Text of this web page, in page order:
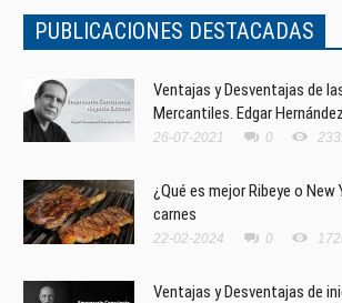
PUBLICACIONES DESTACADAS
Ventajas y Desventajas de
Mercantiles. Edgar
26-07-2021 0
¿Qué es mejor Ribeye o New
carnes
22-02-2024 0
Ventajas y Desventajas de